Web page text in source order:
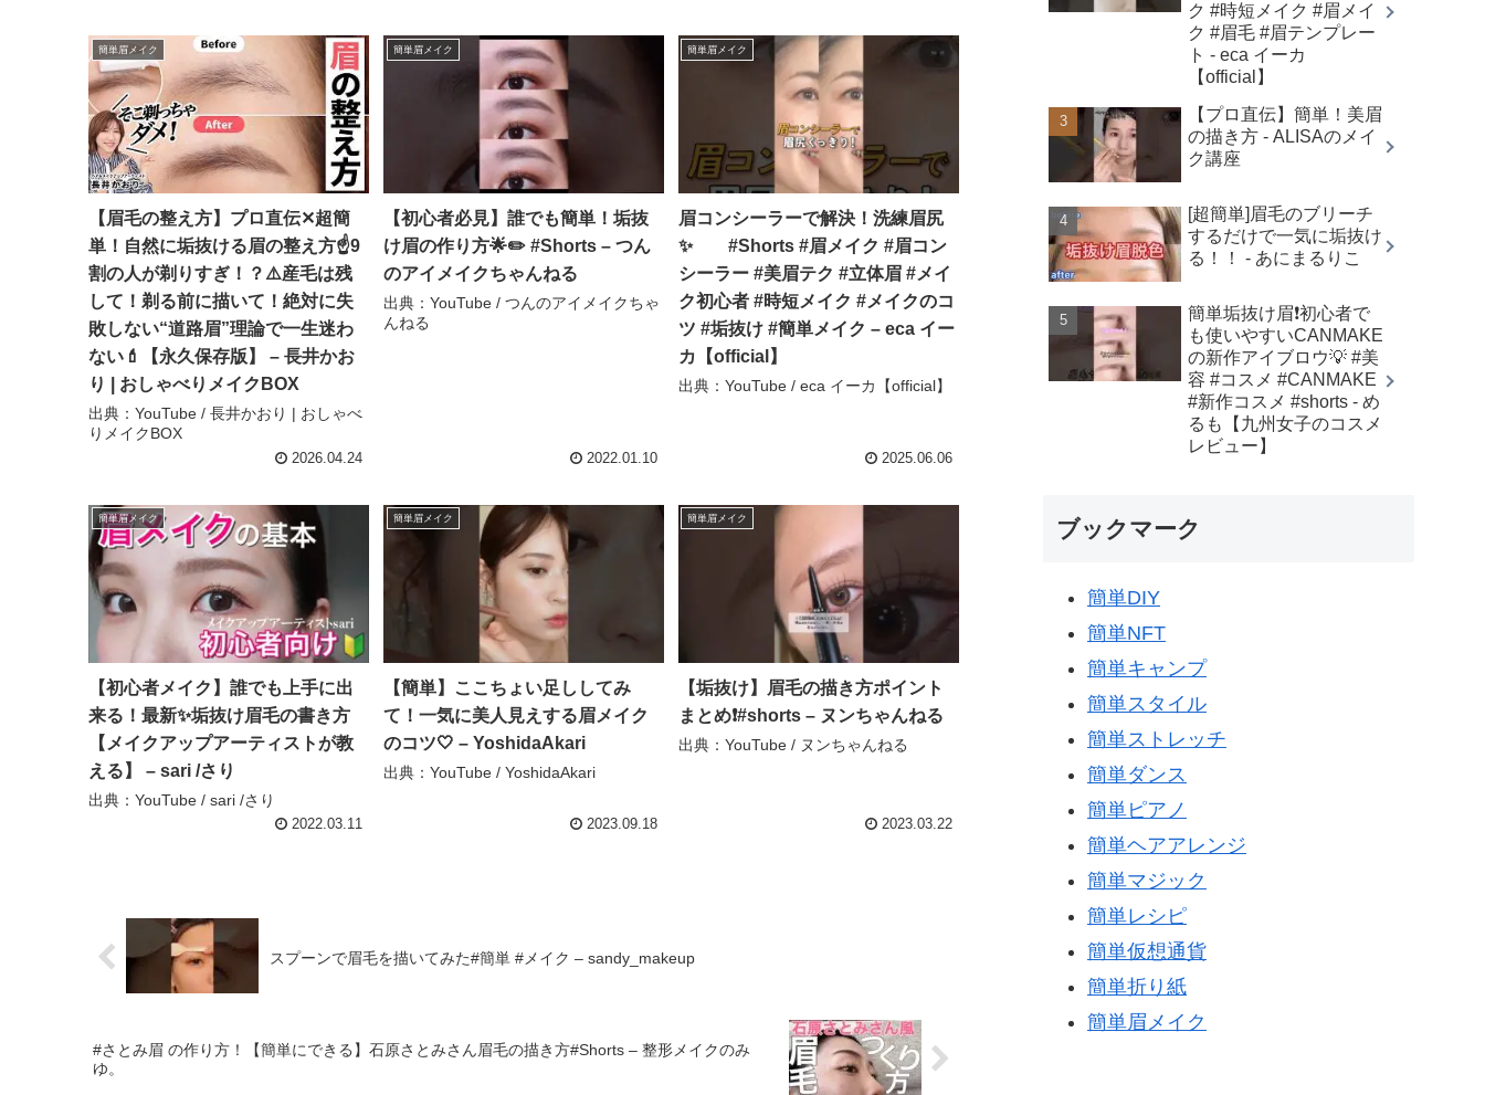
簡単眉メイク
【眉毛の整え方】プロ直伝✕超簡
単！自然に垢抜ける眉の整え方☝️9
割の人が剃りすぎ！？⚠️産毛は残
して！剃る前に描いて！絶対に失
敗しない“道路眉”理論で一生迷わ
ない💄【永久保存版】 – 長井かお
り | おしゃべりメイクBOX
出典：YouTube / 長井かおり | おしゃべ
りメイクBOX
2026.04.24
簡単眉メイク
【初心者必見】誰でも簡単！垢抜
け眉の作り方🌟✏️ #Shorts – つん
のアイメイクちゃんねる
出典：YouTube / つんのアイメイクちゃ
んねる
2022.01.10
簡単眉メイク
眉コンシーラーで解決！洗練眉尻
✨ #Shorts #眉メイク #眉コン
シーラー #美眉テク #立体眉 #メイ
ク初心者 #時短メイク #メイクのコ
ツ #垢抜け #簡単メイク – eca イー
カ【official】
出典：YouTube / eca イーカ【official】
2025.06.06
簡単眉メイク
【初心者メイク】誰でも上手に出
来る！最新✨垢抜け眉毛の書き方
【メイクアップアーティストが教
える】 – sari /さり
出典：YouTube / sari /さり
2022.03.11
簡単眉メイク
【簡単】ここちょい足ししてみ
て！一気に美人見えする眉メイク
のコツ🤍 – YoshidaAkari
出典：YouTube / YoshidaAkari
2023.09.18
簡単眉メイク
【垢抜け】眉毛の描き方ポイント
まとめ❗️#shorts – ヌンちゃんねる
出典：YouTube / ヌンちゃんねる
2023.03.22
スプーンで眉毛を描いてみた#簡単 #メイク – sandy_makeup
#さとみ眉 の作り方！【簡単にできる】石原さとみさん眉毛の描き方#Shorts – 整形メイクのみ
ゆ。
ク #時短メイク #眉メイ
ク #眉毛 #眉テンプレー
ト - eca イーカ
【official】
【プロ直伝】簡単！美眉
の描き方 - ALISAのメイ
ク講座
[超簡単]眉毛のブリーチ
するだけで一気に垢抜け
る！！ - あにまるりこ
簡単垢抜け眉❗️初心者で
も使いやすいCANMAKE
の新作アイブロウ💡 #美
容 #コスメ #CANMAKE
#新作コスメ #shorts - め
るも【九州女子のコスメ
レビュー】
ブックマーク
簡単DIY
簡単NFT
簡単キャンプ
簡単スタイル
簡単ストレッチ
簡単ダンス
簡単ピアノ
簡単ヘアアレンジ
簡単マジック
簡単レシピ
簡単仮想通貨
簡単折り紙
簡単眉メイク